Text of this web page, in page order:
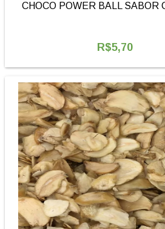
CHOCO POWER BALL SABOR
R$5,70